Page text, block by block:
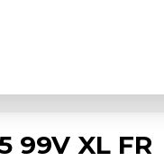
99V XL FR